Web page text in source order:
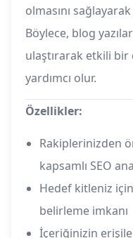
olmasını
Böylece, blog
ulaştırarak etkili bir
yardımcı olur.
Özellikler:
Rakiplerinizden
kapsamlı SEO
Hedef kitleniz
belirleme imkanı
İçeriğinizin